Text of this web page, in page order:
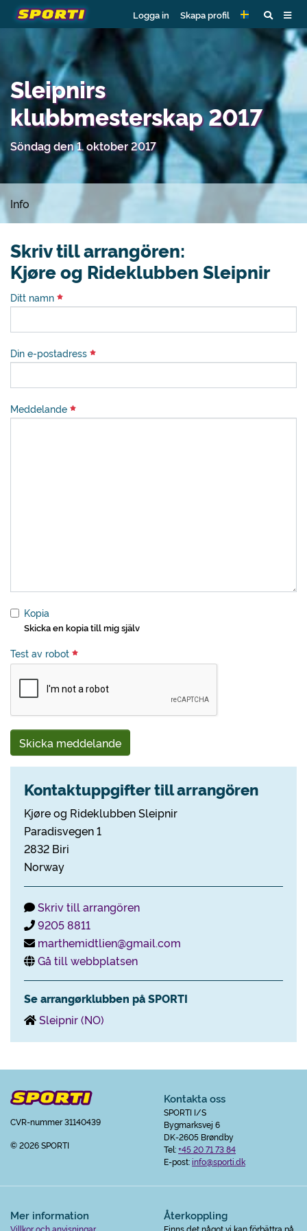
Logga in Skapa profil
Sleipnirs
klubbmesterskap 2017
Söndag den 1. oktober 2017
Info
Skriv till arrangören:
Kjøre og Rideklubben Sleipnir
Ditt namn
Din e-postadress
Meddelande
Kopia
Skicka en kopia till mig själv
Test av robot
Skicka meddelande
Kontaktuppgifter till arrangören
Kjøre og Rideklubben Sleipnir
Paradisvegen 1
2832 Biri
Norway
Skriv till arrangören
9205 8811
marthemidtlien@gmail.com
Gå till webbplatsen
Se arrangørklubben på SPORTI
Sleipnir (NO)
CVR-nummer 31140439
© 2026 SPORTI
Kontakta oss
SPORTI I/S
Bygmarksvej 6
DK-2605 Brøndby
Tel:+45 20 71 73 84
E-post:info@sporti.dk
Mer information
Villkor och anvisningar
Återkoppling
Finns det något vi kan förbättra på